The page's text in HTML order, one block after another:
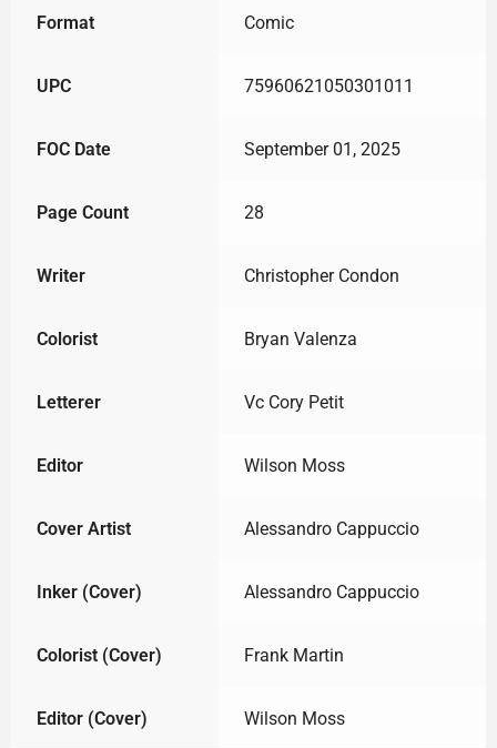
Format Comic
UPC 75960621050301011
FOC Date September 01, 2025
Page Count 28
Writer Christopher Condon
Colorist Bryan Valenza
Letterer Vc Cory Petit
Editor Wilson Moss
Cover Artist Alessandro Cappuccio
Inker (Cover) Alessandro Cappuccio
Colorist (Cover) Frank Martin
Editor (Cover) Wilson Moss